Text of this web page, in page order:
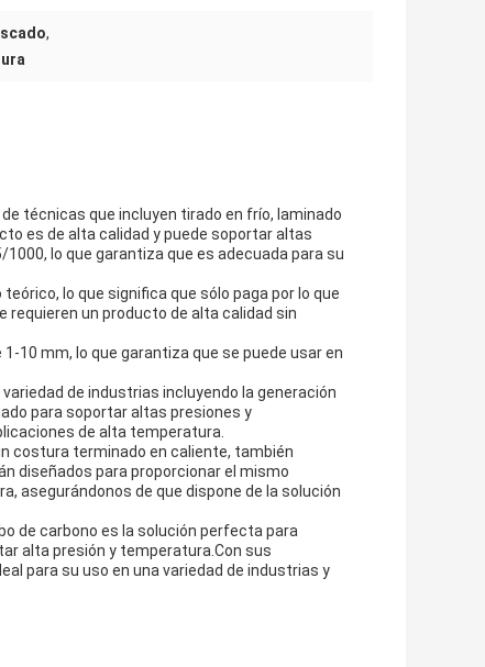
,
técnicas que incluyen tirado en frío, laminado
es de alta calidad y puede soportar altas
lo que garantiza que es adecuada para su
lo que significa que sólo paga por lo que
requieren un producto de alta calidad sin
10 mm, lo que garantiza que se puede usar en
de industrias incluyendo la generación
para soportar altas presiones y
de alta temperatura.
costura terminado en caliente, también
diseñados para proporcionar el mismo
asegurándonos de que dispone de la solución
de carbono es la solución perfecta para
alta presión y temperatura.Con sus
para su uso en una variedad de industrias y